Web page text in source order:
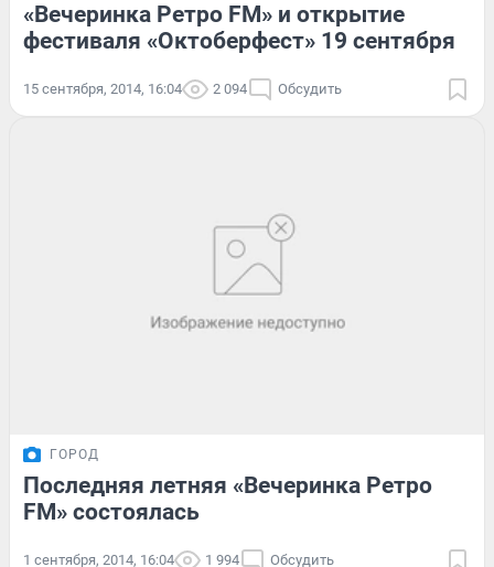
«Вечеринка Ретро FM» и открытие
фестиваля «Октоберфест» 19 сентября
15 сентября, 2014, 16:04 2 094 Обсудить
ГОРОД
Последняя летняя «Вечеринка Ретро
FM» состоялась
1 сентября, 2014, 16:04 1 994 Обсудить